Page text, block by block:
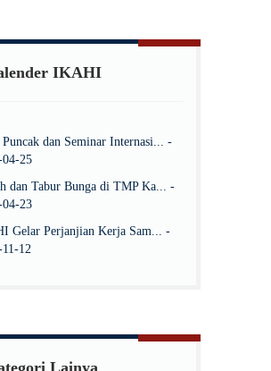
IKAHI
dan Seminar Internasi... -
04-25
dan Tabur Bunga di TMP Ka... -
04-23
Gelar Perjanjian Kerja Sam... -
12
Lainya